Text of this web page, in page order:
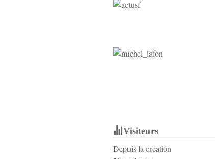
Visiteurs
Depuis la création